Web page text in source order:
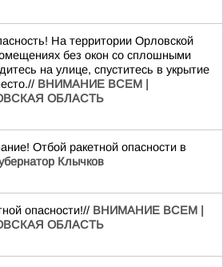
На территории Орловской
без окон со сплошными
на улице, спуститесь в укрытие
ВНИМАНИЕ ВСЕМ |
ОБЛАСТЬ
Отбой ракетной опасности в
Клычков
опасности!// ВНИМАНИЕ ВСЕМ |
ОБЛАСТЬ